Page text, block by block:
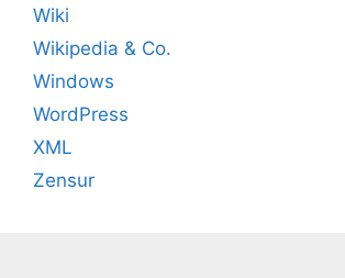
Wiki
Wikipedia & Co.
Windows
WordPress
XML
Zensur